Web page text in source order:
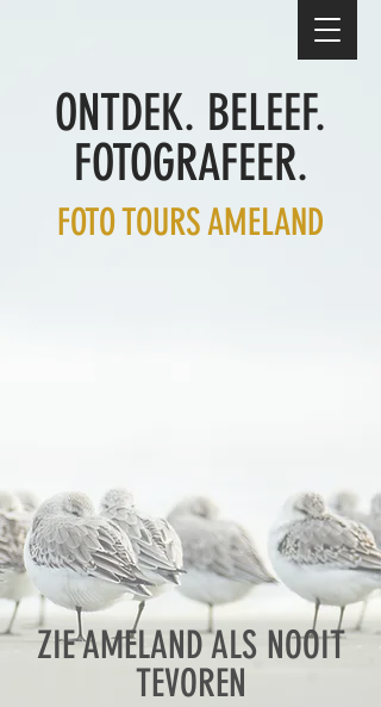
ONTDEK. BELEEF.
FOTOGRAFEER.
FOTO TOURS AMELAND
ZIE AMELAND ALS NOOIT
TEVOREN